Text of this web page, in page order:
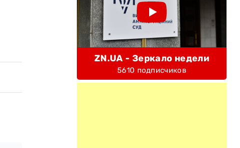
ZN.UA - Зеркало недели
5610 подписчиков